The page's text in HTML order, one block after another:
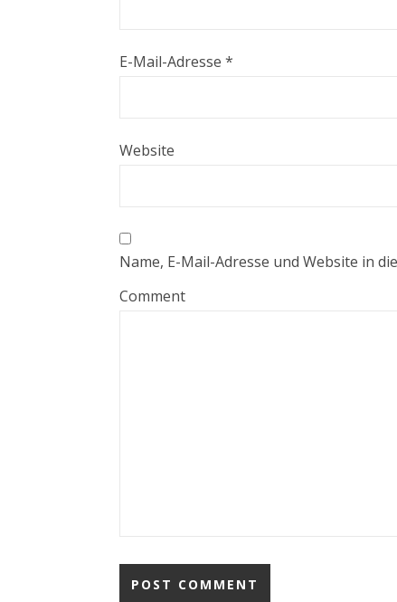
E-Mail-Adresse *
Website
Name, E-Mail-Adresse und Website in
Comment